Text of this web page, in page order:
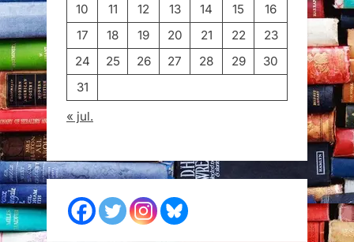
10
11 12 13 14 15
16
17
18 19 20 21 22
23
24
25 26 27 28 29
30
31
« jul.